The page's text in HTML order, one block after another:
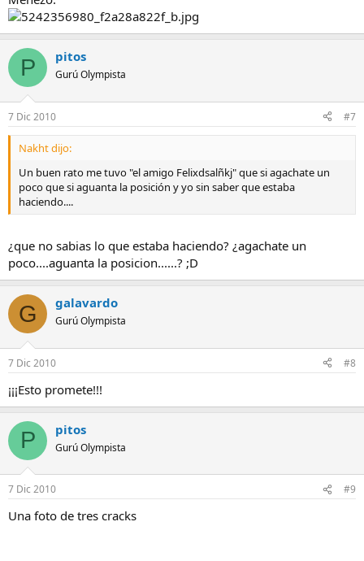
P pitos
Gurú Olympista
7 Dic 2010 #7
Nakht dijo:
Un buen rato me tuvo "el amigo Felixdsalñkj" que si agachate un
poco que si aguanta la posición y yo sin saber que estaba
haciendo....
¿que no sabias lo que estaba haciendo? ¿agachate un
poco....aguanta la posicion......? ;D
G galavardo
Gurú Olympista
7 Dic 2010 #8
¡¡¡Esto promete!!!
P pitos
Gurú Olympista
7 Dic 2010 #9
Una foto de tres cracks